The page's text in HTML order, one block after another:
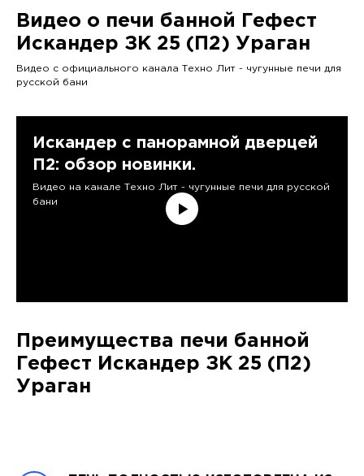
Видео о печи банной Гефест
Искандер ЗК 25 (П2) Ураган
Видео с официального канала Техно Лит - чугунные печи для
русской бани
Искандер с панорамной дверцей
П2: обзор новинки.
Видео на канале Техно Лит - чугунные печи для русской
бани
Преимущества печи банной
Гефест Искандер ЗК 25 (П2)
Ураган